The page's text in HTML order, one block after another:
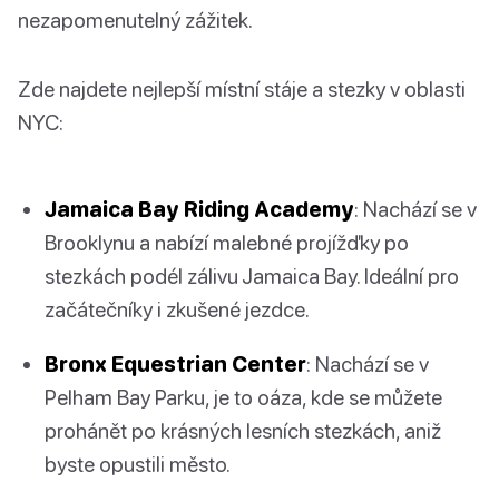
nezapomenutelný zážitek.
Zde najdete nejlepší místní stáje a stezky v oblasti
NYC:
Jamaica Bay Riding Academy: Nachází se v
Brooklynu a nabízí malebné projížďky po
stezkách podél zálivu Jamaica Bay. Ideální pro
začátečníky i zkušené jezdce.
Bronx Equestrian Center: Nachází se v
Pelham Bay Parku, je to oáza, kde se můžete
prohánět po krásných lesních stezkách, aniž
byste opustili město.